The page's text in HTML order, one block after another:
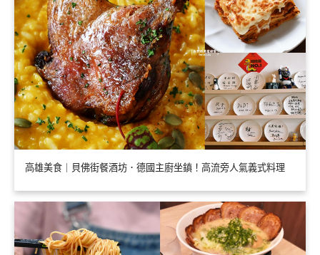
高雄美食｜貝佛街餐酒坊．德國主廚坐鎮！高流旁人氣義式料理